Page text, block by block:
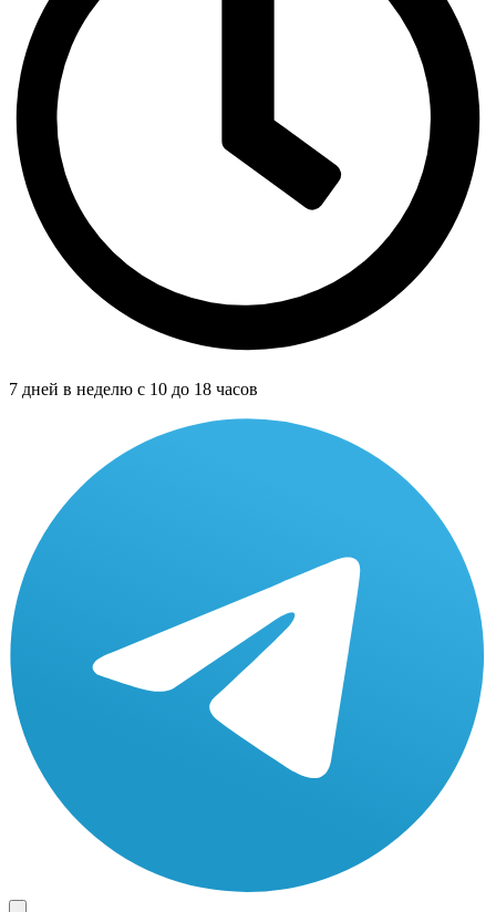
7 дней в неделю с 10 до 18 часов